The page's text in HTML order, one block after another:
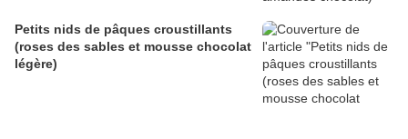
Petits nids de pâques croustillants
(roses des sables et mousse chocolat
légère)